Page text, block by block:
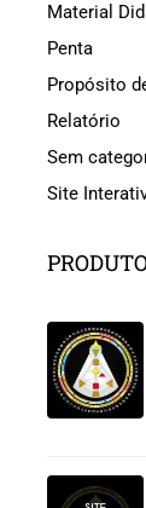
Material
Penta
Propósito
Relatório
Sem
Site